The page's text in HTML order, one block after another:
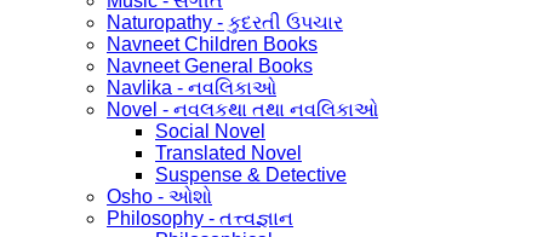
Naturopathy - કુદરતી ઉપચાર
Navneet Children Books
Navneet General Books
Navlika - નવલિકાઓ
Novel - નવલકથા તથા નવલિકાઓ
Social Novel
Translated Novel
Suspense & Detective
Osho - ઓશો
Philosophy - તત્ત્વજ્ઞાન